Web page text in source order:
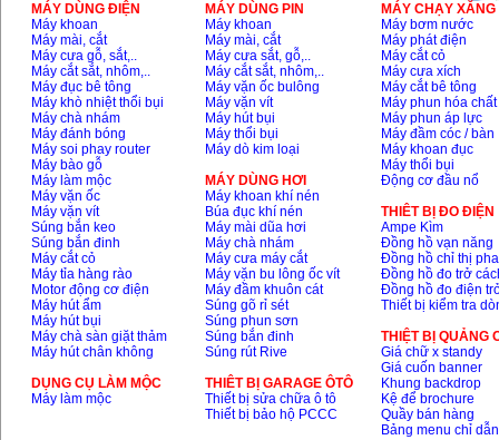
MÁY DÙNG ĐIỆN
Máy khoan
Máy mài, cắt
Máy cưa gỗ, sắt,..
Máy cắt sắt, nhôm,..
Máy đục bê tông
Máy khò nhiệt thổi bụi
Máy chà nhám
Máy đánh bóng
Máy soi phay router
Máy bào gỗ
Máy làm mộc
Máy vặn ốc
Máy vặn vít
Súng bắn keo
Súng bắn đinh
Máy cắt cỏ
Máy tỉa hàng rào
Motor động cơ điện
Máy hút ẩm
Máy hút bụi
Máy chà sàn giặt thảm
Máy hút chân không
DỤNG CỤ LÀM MỘC
Máy làm mộc
MÁY DÙNG PIN
Máy khoan
Máy mài, cắt
Máy cưa sắt, gỗ,..
Máy cắt sắt, nhôm,..
Máy vặn ốc bulông
Máy vặn vít
Máy hút bụi
Máy thổi bụi
Máy dò kim loại
MÁY DÙNG HƠI
Máy khoan khí nén
Búa đục khí nén
Máy mài dũa hơi
Máy chà nhám
Máy cưa máy cắt
Máy vặn bu lông ốc vít
Máy đầm khuôn cát
Súng gõ rỉ sét
Súng phun sơn
Súng bắn đinh
Súng rút Rive
THIÊT BỊ GARAGE ÔTÔ
Thiết bị sửa chữa ô tô
Thiết bị bảo hộ PCCC
MÁY CHẠY
Máy bơm nước
Máy phát điện
Máy cắt cỏ
Máy cưa xích
Máy cắt bê tông
Máy phun hóa chất
Máy phun áp lực
Máy đầm cóc / bàn
Máy khoan đục
Máy thổi bụi
Động cơ đầu nổ
THIÊT BỊ ĐO ĐIỆN
Ampe Kìm
Đồng hồ vạn năng
Đồng hồ chỉ thị pha
Đồng hồ đo trở
Đồng hồ đo điện
Thiết bị kiểm tra
THIỆT BỊ QUẢNG
Giá chữ x standy
Giá cuốn banner
Khung backdrop
Kệ để brochure
Quầy bán hàng
Bảng menu chỉ dẫn